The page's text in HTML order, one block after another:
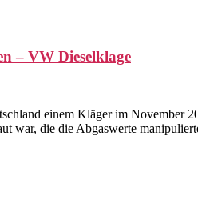
– VW Dieselklage
einem Kläger im November
war, die die Abgaswerte